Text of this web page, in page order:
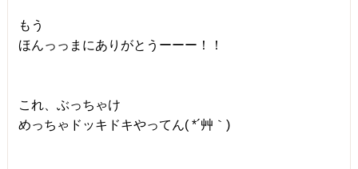
もう
ほんっっまにありがとうーーー！！
これ、ぶっちゃけ
めっちゃドッキドキやってん( *´艸｀)